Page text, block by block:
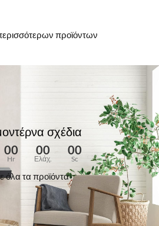
προϊόντων
σχέδια
00
Hr
00
Ελάχ.
00
Sc
όλα τα προϊόντα